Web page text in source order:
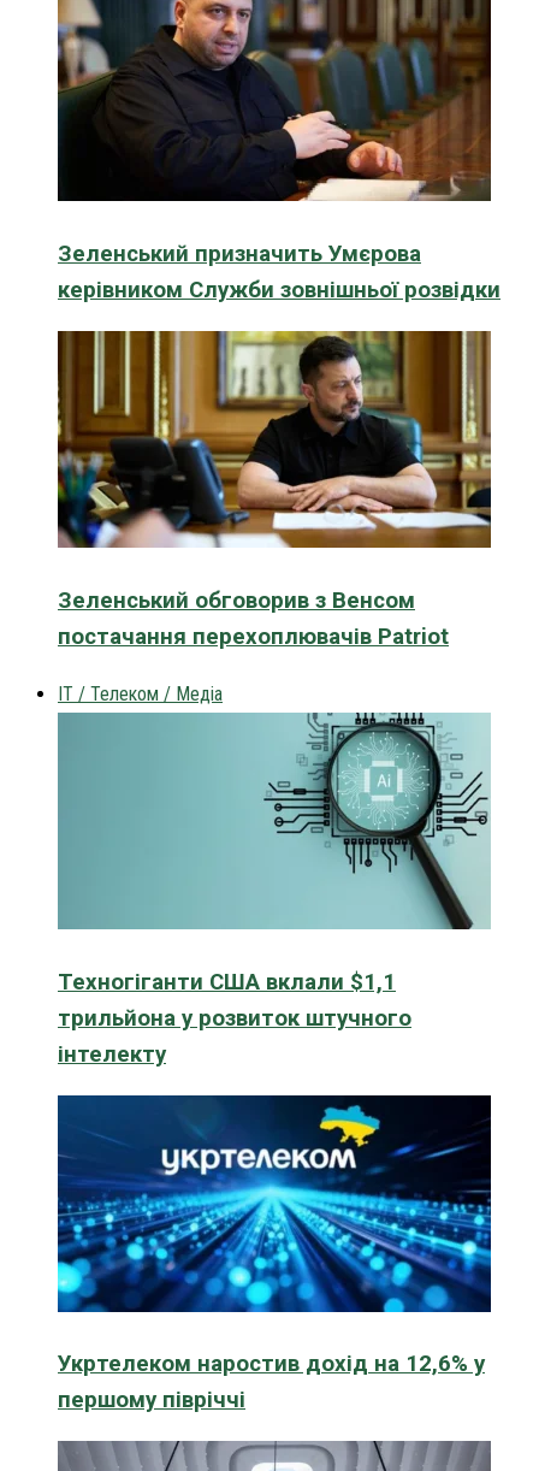
Зеленський призначить Умєрова
керівником Служби зовнішньої розвідки
Зеленський обговорив з Венсом
постачання перехоплювачів Patriot
IT / Телеком / Медіа
Техногіганти США вклали $1,1
трильйона у розвиток штучного
інтелекту
Укртелеком наростив дохід на 12,6% у
першому півріччі